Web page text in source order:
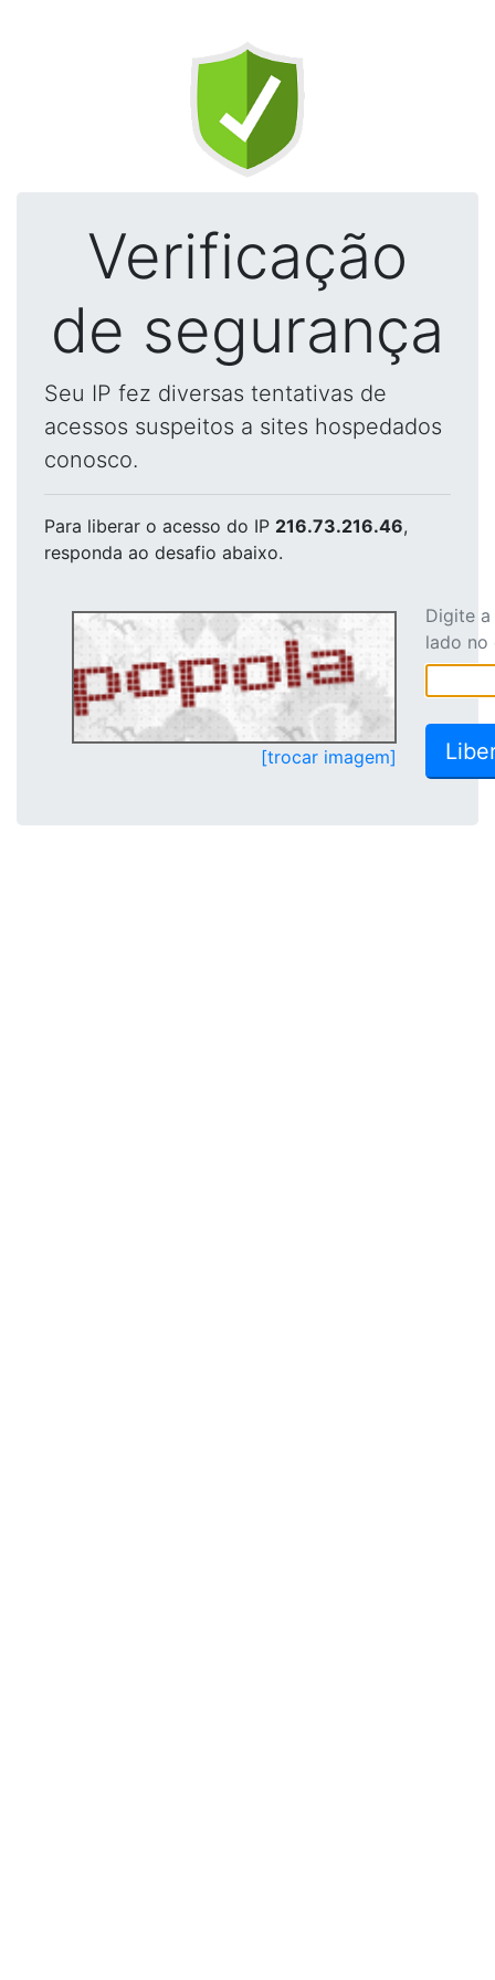
Verificação
de segurança
Seu IP fez diversas tentativas de
acessos suspeitos a sites hospedados
conosco.
Para liberar o acesso do IP 216.73.216.46,
responda ao desafio abaixo.
[trocar imagem]
Digite
lado no